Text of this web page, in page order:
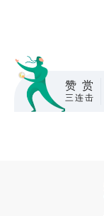
赞赏
三连击